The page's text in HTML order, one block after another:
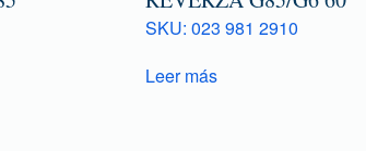
SKU: 023 981 2910
Leer más